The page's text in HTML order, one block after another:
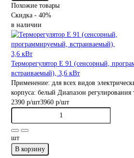
Похожие товары
Скидка - 40%
в наличии
Терморегулятор E 91 (сенсорный,
встраиваемый), 3,6 кВт
Применение: для всех видов
корпуса: белый Диапазон регулирования
2390 р/шт3960 р/шт
шт
В корзину